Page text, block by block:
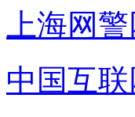
上海网
中国互联